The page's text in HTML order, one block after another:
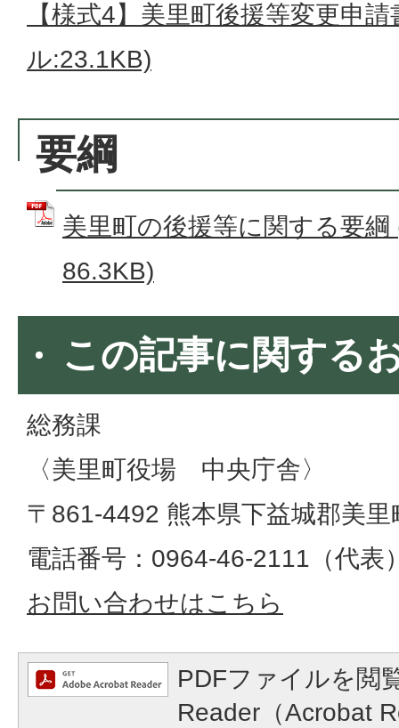
【様式4】美里町後援等変更申
ル:23.1KB)
要綱
美里町の後援等に関する要
86.3KB)
この記事に関する
総務課
​​​​​​​〈美里町役場 中央庁舎〉
〒861-4492 熊本県下益城郡美
電話番号：0964-46-2111（代表
お問い合わせはこちら
PDFファイルを閲
Reader（Acrobat